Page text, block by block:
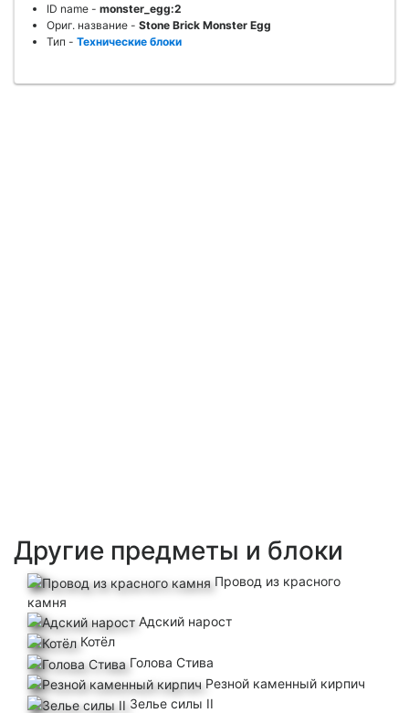
ID name - monster_egg:2
Ориг. название - Stone Brick Monster Egg
Тип - Технические блоки
Другие предметы и блоки
Провод из красного
камня
Адский нарост
Котёл
Голова Стива
Резной каменный кирпич
Зелье силы II